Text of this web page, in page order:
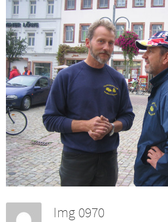
Img 0970